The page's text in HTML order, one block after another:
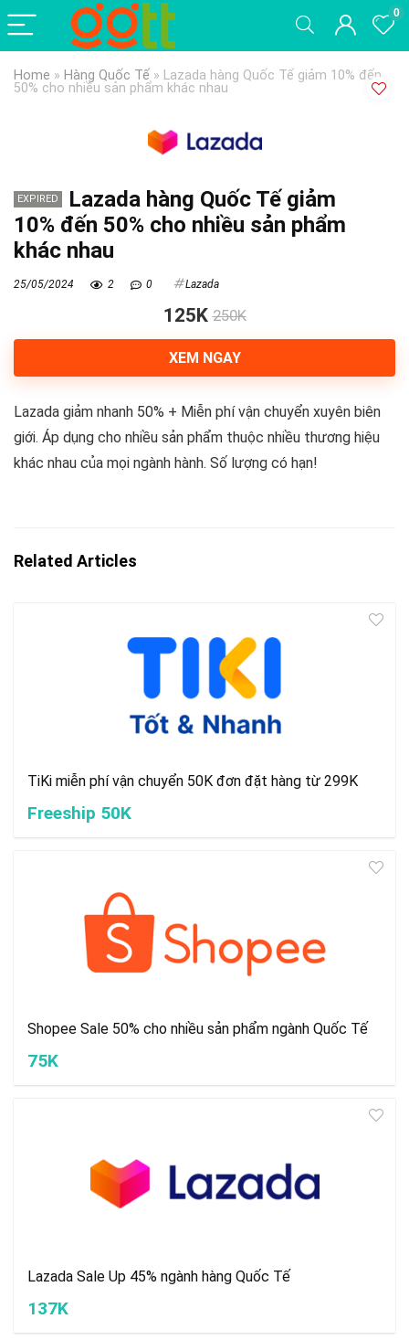
0
Home » Hàng Quốc Tế » Lazada hàng Quốc Tế giảm 10% đến
50% cho nhiều sản phẩm khác nhau
EXPIRED
Lazada hàng Quốc Tế giảm
10% đến 50% cho nhiều sản phẩm
khác nhau
25/05/2024 2 0 Lazada
125K 250K
XEM NGAY
Lazada giảm nhanh 50% + Miễn phí vận chuyển xuyên biên
giới. Áp dụng cho nhiều sản phẩm thuộc nhiều thương hiệu
khác nhau của mọi ngành hành. Số lượng có hạn!
Related Articles
TiKi miễn phí vận chuyển 50K đơn đặt hàng từ 299K
Freeship 50K
Shopee Sale 50% cho nhiều sản phẩm ngành Quốc Tế
75K
Lazada Sale Up 45% ngành hàng Quốc Tế
137K